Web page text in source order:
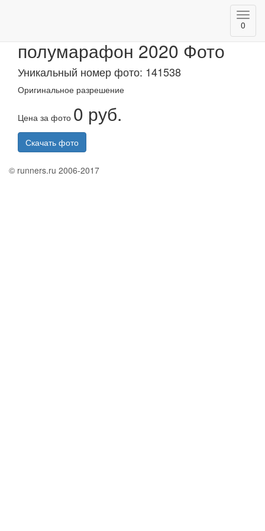
0
полумарафон 2020 Фото
Уникальный номер фото: 141538
Оригинальное разрешение
Цена за фото 0 руб.
Скачать фото
© runners.ru 2006-2017